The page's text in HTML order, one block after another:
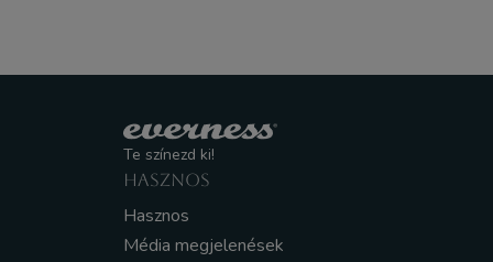
Te színezd ki!
HASZNOS
Hasznos
Média megjelenések